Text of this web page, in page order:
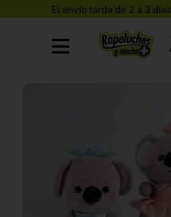
El envío tarda de 2 a 3